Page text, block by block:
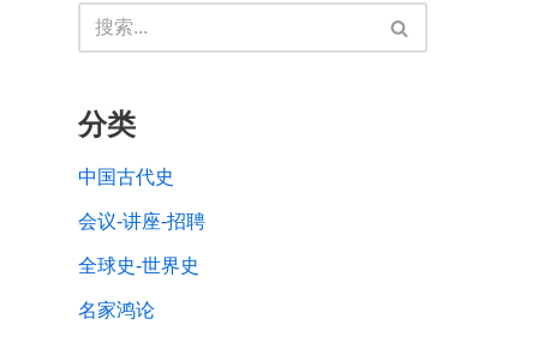
分类
中国古代史
会议-讲座-招聘
全球史-世界史
名家鸿论